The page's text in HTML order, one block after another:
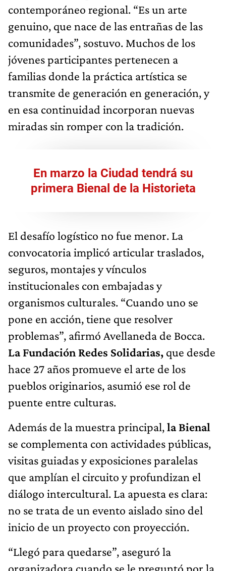
contemporáneo regional. “Es un arte
genuino, que nace de las entrañas de las
comunidades”, sostuvo. Muchos de los
jóvenes participantes pertenecen a
familias donde la práctica artística se
transmite de generación en generación, y
en esa continuidad incorporan nuevas
miradas sin romper con la tradición.
En marzo la Ciudad tendrá su
primera Bienal de la Historieta
El desafío logístico no fue menor. La
convocatoria implicó articular traslados,
seguros, montajes y vínculos
institucionales con embajadas y
organismos culturales. “Cuando uno se
pone en acción, tiene que resolver
problemas”, afirmó Avellaneda de Bocca.
La Fundación Redes Solidarias, que desde
hace 27 años promueve el arte de los
pueblos originarios, asumió ese rol de
puente entre culturas.
Además de la muestra principal,la Bienal
se complementa con actividades públicas,
visitas guiadas y exposiciones paralelas
que amplían el circuito y profundizan el
diálogo intercultural. La apuesta es clara:
no se trata de un evento aislado sino del
inicio de un proyecto con proyección.
“Llegó para quedarse”, aseguró la
organizadora cuando se le preguntó por la